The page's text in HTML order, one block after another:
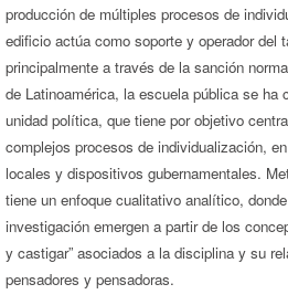
producción de múltiples procesos de
edificio actúa como soporte y operador del
principalmente a través de la sanción
de Latinoamérica, la escuela pública se ha
unidad política, que tiene por objetivo
complejos procesos de individualización,
locales y dispositivos gubernamentales.
tiene un enfoque cualitativo analítico,
investigación emergen a partir de los
y castigar” asociados a la disciplina y su
pensadores y pensadoras.